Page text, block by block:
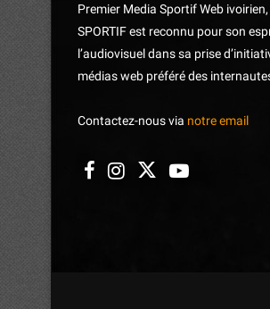
Premier Media Sportif Web ivoirien,
SPORTIF est reconnu pour son
l’audiovisuel dans sa prise
médias web préféré des
Contactez-nous via notre email